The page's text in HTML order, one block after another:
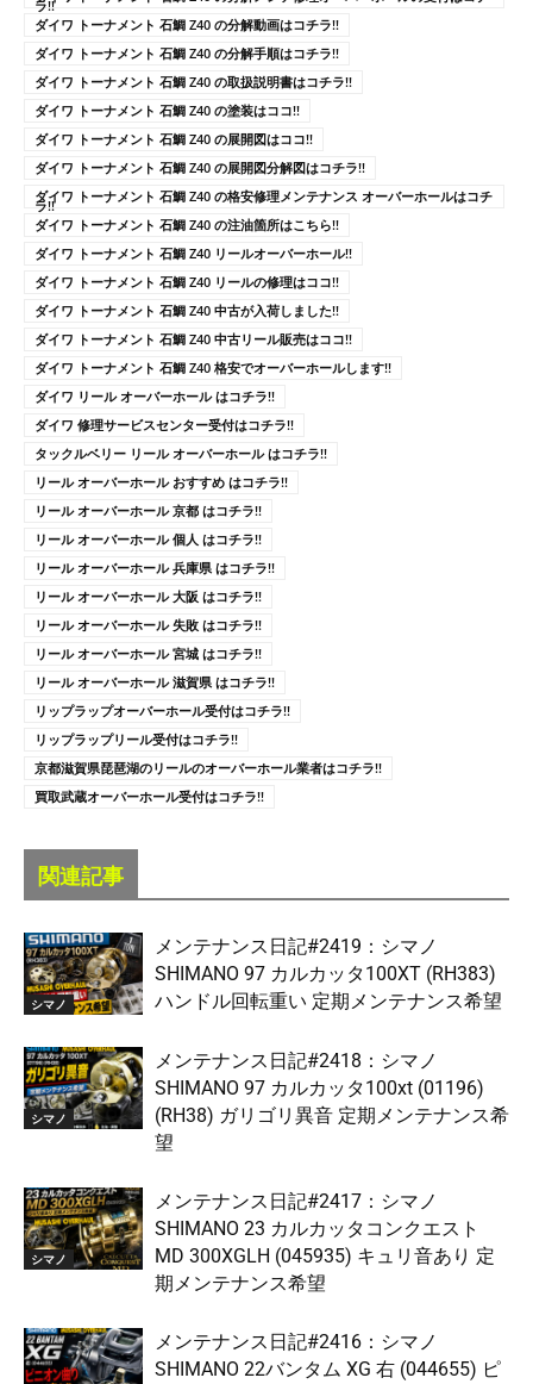
ラ!!
ダイワ トーナメント 石鯛 Z40 の分解動画はコチラ!!
ダイワ トーナメント 石鯛 Z40 の分解手順はコチラ!!
ダイワ トーナメント 石鯛 Z40 の取扱説明書はコチラ!!
ダイワ トーナメント 石鯛 Z40 の塗装はココ!!
ダイワ トーナメント 石鯛 Z40 の展開図はココ!!
ダイワ トーナメント 石鯛 Z40 の展開図分解図はコチラ!!
ダイワ トーナメント 石鯛 Z40 の格安修理メンテナンス オーバーホールはコチ
ラ!!
ダイワ トーナメント 石鯛 Z40 の注油箇所はこちら!!
ダイワ トーナメント 石鯛 Z40 リールオーバーホール!!
ダイワ トーナメント 石鯛 Z40 リールの修理はココ!!
ダイワ トーナメント 石鯛 Z40 中古が入荷しました!!
ダイワ トーナメント 石鯛 Z40 中古リール販売はココ!!
ダイワ トーナメント 石鯛 Z40 格安でオーバーホールします!!
ダイワ リール オーバーホール はコチラ!!
ダイワ 修理サービスセンター受付はコチラ!!
タックルベリー リール オーバーホール はコチラ!!
リール オーバーホール おすすめ はコチラ!!
リール オーバーホール 京都 はコチラ!!
リール オーバーホール 個人 はコチラ!!
リール オーバーホール 兵庫県 はコチラ!!
リール オーバーホール 大阪 はコチラ!!
リール オーバーホール 失敗 はコチラ!!
リール オーバーホール 宮城 はコチラ!!
リール オーバーホール 滋賀県 はコチラ!!
リップラップオーバーホール受付はコチラ!!
リップラップリール受付はコチラ!!
京都滋賀県琵琶湖のリールのオーバーホール業者はコチラ!!
買取武蔵オーバーホール受付はコチラ!!
関連記事
シマノ
メンテナンス日記#2419：シマノ
SHIMANO 97 カルカッタ100XT (RH383)
ハンドル回転重い 定期メンテナンス希望
シマノ
メンテナンス日記#2418：シマノ
SHIMANO 97 カルカッタ100xt (01196)
(RH38) ガリゴリ異音 定期メンテナンス希
望
シマノ
メンテナンス日記#2417：シマノ
SHIMANO 23 カルカッタコンクエスト
MD 300XGLH (045935) キュリ音あり 定
期メンテナンス希望
メンテナンス日記#2416：シマノ
SHIMANO 22バンタム XG 右 (044655) ピ